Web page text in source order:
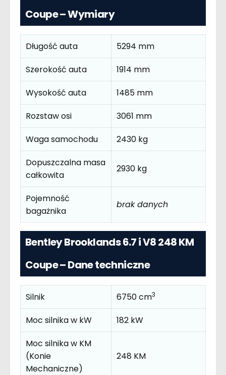
Coupe – Wymiary
Długość auta
5294 mm
Szerokość auta
1914 mm
Wysokość auta
1485 mm
Rozstaw osi
3061 mm
Waga samochodu
2430 kg
Dopuszczalna masa
całkowita
2930 kg
Pojemność
bagażnika
brak danych
Bentley Brooklands 6.7 i V8 248 KM
Coupe – Dane techniczne
Silnik 6750 cm3
Moc silnika w kW
182 kW
Moc silnika w KM
(Konie
Mechaniczne)
248 KM